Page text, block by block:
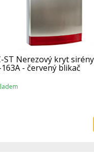
ST Nerezový kryt sirény
163A - červený blikač